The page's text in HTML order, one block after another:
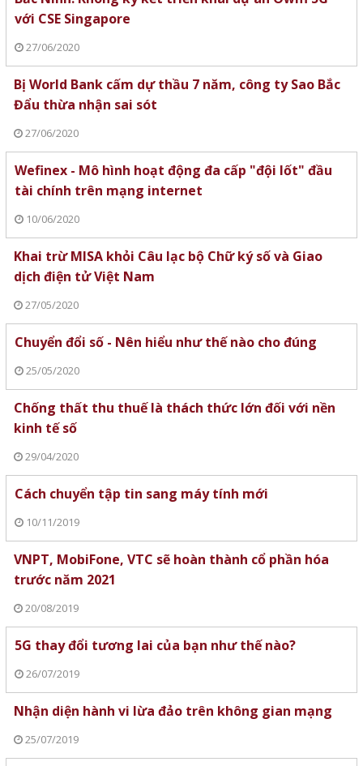
với CSE Singapore
27/06/2020
Bị World Bank cấm dự thầu 7 năm, công ty Sao Bắc
Đẩu thừa nhận sai sót
27/06/2020
Wefinex - Mô hình hoạt động đa cấp "đội lốt" đầu
tài chính trên mạng internet
10/06/2020
Khai trừ MISA khỏi Câu lạc bộ Chữ ký số và Giao
dịch điện tử Việt Nam
27/05/2020
Chuyển đổi số - Nên hiểu như thế nào cho đúng
25/05/2020
Chống thất thu thuế là thách thức lớn đối với nền
kinh tế số
29/04/2020
Cách chuyển tập tin sang máy tính mới
10/11/2019
VNPT, MobiFone, VTC sẽ hoàn thành cổ phần hóa
trước năm 2021
20/08/2019
5G thay đổi tương lai của bạn như thế nào?
26/07/2019
Nhận diện hành vi lừa đảo trên không gian mạng
25/07/2019